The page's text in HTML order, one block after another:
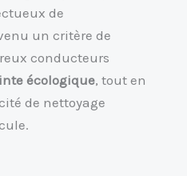
de
un critère de
conducteurs
écologique, tout en
de nettoyage